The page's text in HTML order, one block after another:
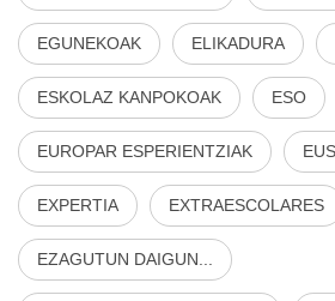
EGUNEKOAK ELIKADURA
ESKOLAZ KANPOKOAK ESO
EUROPAR ESPERIENTZIAK
EXPERTIA EXTRAESCOLARES
EZAGUTUN DAIGUN...